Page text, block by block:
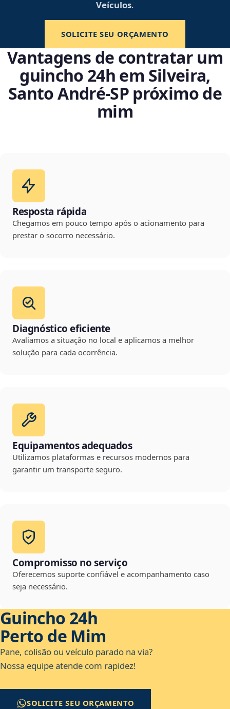
Veículos.
SOLICITE SEU ORÇAMENTO
Vantagens de contratar um
guincho 24h em Silveira,
Santo André‑SP próximo de
mim
Resposta rápida
Chegamos em pouco tempo após o acionamento para
prestar o socorro necessário.
Diagnóstico eficiente
Avaliamos a situação no local e aplicamos a melhor
solução para cada ocorrência.
Equipamentos adequados
Utilizamos plataformas e recursos modernos para
garantir um transporte seguro.
Compromisso no serviço
Oferecemos suporte confiável e acompanhamento caso
seja necessário.
Guincho 24h
Perto de Mim
Pane, colisão ou veículo parado na via?
Nossa equipe atende com rapidez!
SOLICITE SEU ORÇAMENTO